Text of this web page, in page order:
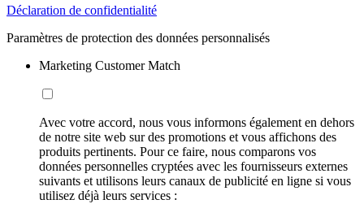
Déclaration de confidentialité
Paramètres de protection des données personnalisés
Marketing Customer Match
Avec votre accord, nous vous informons également en dehors
de notre site web sur des promotions et vous affichons des
produits pertinents. Pour ce faire, nous comparons vos
données personnelles cryptées avec les fournisseurs externes
suivants et utilisons leurs canaux de publicité en ligne si vous
utilisez déjà leurs services :